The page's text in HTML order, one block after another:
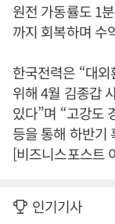
원전 가동률도 1
까지 회복하며 수
한국전력은 “대
위해 4월 김종갑
있다”며 “고강도
등을 통해 하반기
[비즈니스포스트
인기기사